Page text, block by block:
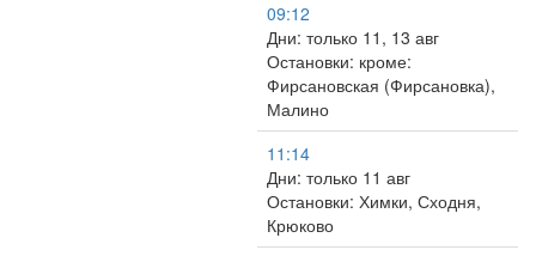
09:12
Дни: только 11, 13 авг
Остановки: кроме:
Фирсановская (Фирсановка),
Малино
11:14
Дни: только 11 авг
Остановки: Химки, Сходня,
Крюково